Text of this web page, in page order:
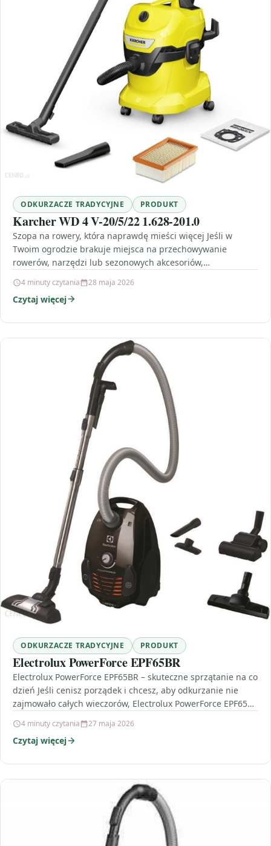
ODKURZACZE TRADYCYJNE PRODUKT
Karcher WD 4 V-20/5/22 1.628-201.0
Szopa na rowery, która naprawdę mieści więcej Jeśli w
Twoim ogrodzie brakuje miejsca na przechowywanie
rowerów, narzędzi lub sezonowych akcesoriów,
4 minuty czytania 28 maja 2026
Czytaj więcej
ODKURZACZE TRADYCYJNE PRODUKT
Electrolux PowerForce EPF65BR
Electrolux PowerForce EPF65BR – skuteczne sprzątanie na co
dzień Jeśli cenisz porządek i chcesz, aby odkurzanie nie
zajmowało całych wieczorów, Electrolux PowerForce EPF65BR
4 minuty czytania 27 maja 2026
Czytaj więcej